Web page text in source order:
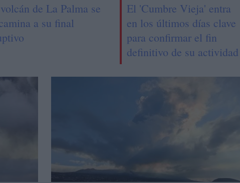
de La Palma se
a su final
El 'Cumbre Vieja' entra
en los últimos días clave
para confirmar el fin
definitivo de su actividad